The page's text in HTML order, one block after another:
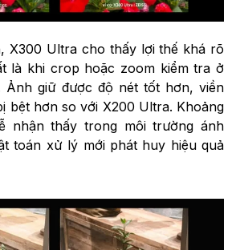
X300 Ultra cho thấy lợi thế khá rõ
là khi crop hoặc zoom kiểm tra ở
Ảnh giữ được độ nét tốt hơn, viền
bệt hơn so với X200 Ultra. Khoảng
nhận thấy trong môi trường ánh
toán xử lý mới phát huy hiệu quả